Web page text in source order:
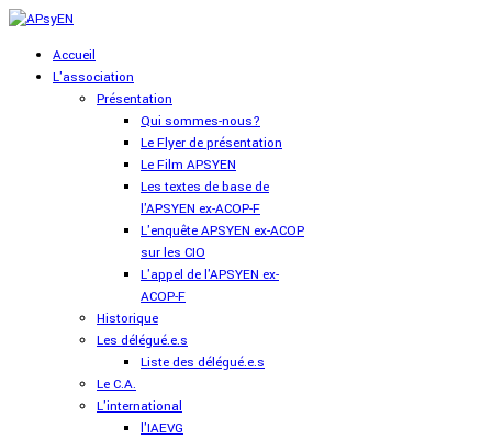
Accueil
L'association
Présentation
Qui sommes-nous?
Le Flyer de présentation
Le Film APSYEN
Les textes de base de
l'APSYEN ex-ACOP-F
L'enquête APSYEN ex-ACOP
sur les CIO
L'appel de l'APSYEN ex-
ACOP-F
Historique
Les délégué.e.s
Liste des délégué.e.s
Le C.A.
L'international
l'IAEVG